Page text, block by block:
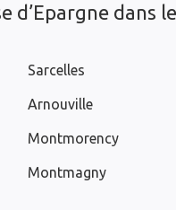
d’Epargne dans
Sarcelles
Arnouville
Montmorency
Montmagny